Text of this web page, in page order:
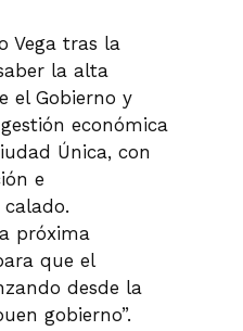
Vega tras la
la alta
el Gobierno y
económica
Única, con
e
próxima
que el
desde la
gobierno”.